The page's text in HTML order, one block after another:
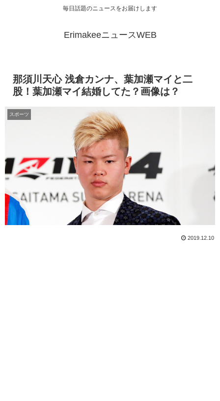
毎日話題のニュースをお届けします
ErimakeeニュースWEB
那須川天心 浅倉カンナ、葉加瀬マイと二
股！葉加瀬マイ結婚してた？画像は？
スポーツ
2019.12.10